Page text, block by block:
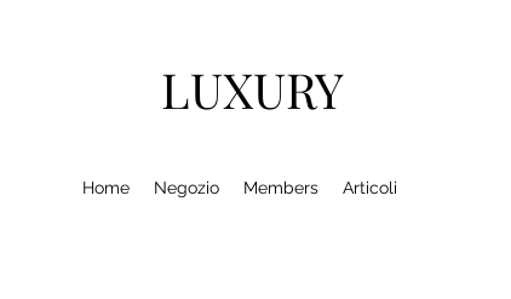
LUXURY
Home Negozio Members Articoli